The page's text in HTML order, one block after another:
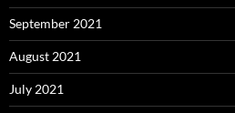
September 2021
August 2021
July 2021